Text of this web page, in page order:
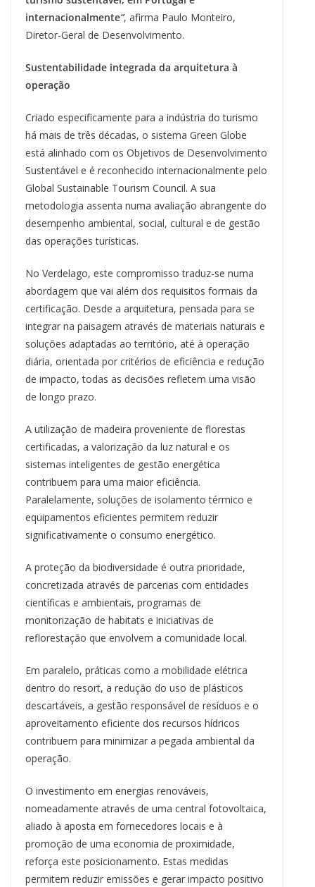
internacionalmente”, afirma Paulo Monteiro,
Diretor-Geral de Desenvolvimento.
Sustentabilidade integrada da arquitetura à
operação
Criado especificamente para a indústria do turismo
há mais de três décadas, o sistema Green Globe
está alinhado com os Objetivos de Desenvolvimento
Sustentável e é reconhecido internacionalmente pelo
Global Sustainable Tourism Council. A sua
metodologia assenta numa avaliação abrangente do
desempenho ambiental, social, cultural e de gestão
das operações turísticas.
No Verdelago, este compromisso traduz-se numa
abordagem que vai além dos requisitos formais da
certificação. Desde a arquitetura, pensada para se
integrar na paisagem através de materiais naturais e
soluções adaptadas ao território, até à operação
diária, orientada por critérios de eficiência e redução
de impacto, todas as decisões refletem uma visão
de longo prazo.
A utilização de madeira proveniente de florestas
certificadas, a valorização da luz natural e os
sistemas inteligentes de gestão energética
contribuem para uma maior eficiência.
Paralelamente, soluções de isolamento térmico e
equipamentos eficientes permitem reduzir
significativamente o consumo energético.
A proteção da biodiversidade é outra prioridade,
concretizada através de parcerias com entidades
científicas e ambientais, programas de
monitorização de habitats e iniciativas de
reflorestação que envolvem a comunidade local.
Em paralelo, práticas como a mobilidade elétrica
dentro do resort, a redução do uso de plásticos
descartáveis, a gestão responsável de resíduos e o
aproveitamento eficiente dos recursos hídricos
contribuem para minimizar a pegada ambiental da
operação.
O investimento em energias renováveis,
nomeadamente através de uma central fotovoltaica,
aliado à aposta em fornecedores locais e à
promoção de uma economia de proximidade,
reforça este posicionamento. Estas medidas
permitem reduzir emissões e gerar impacto positivo